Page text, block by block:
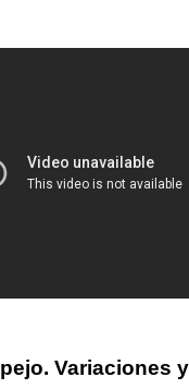
Variaciones